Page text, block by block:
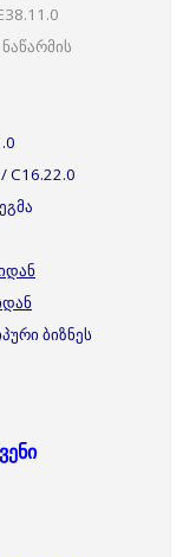
C16.22.0
ბიზნეს